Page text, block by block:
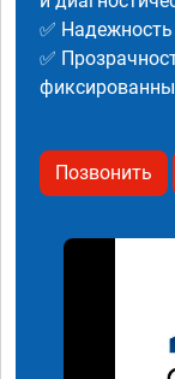
✅
✅
Позвонить